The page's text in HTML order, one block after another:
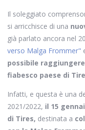
Il soleggiato
si arricchisce di una
già parlato ancora nel
verso Malga Frommer"
possibile
fiabesco paese di
Infatti, e questa è una
2021/2022, il 15
di Tires, destinata a